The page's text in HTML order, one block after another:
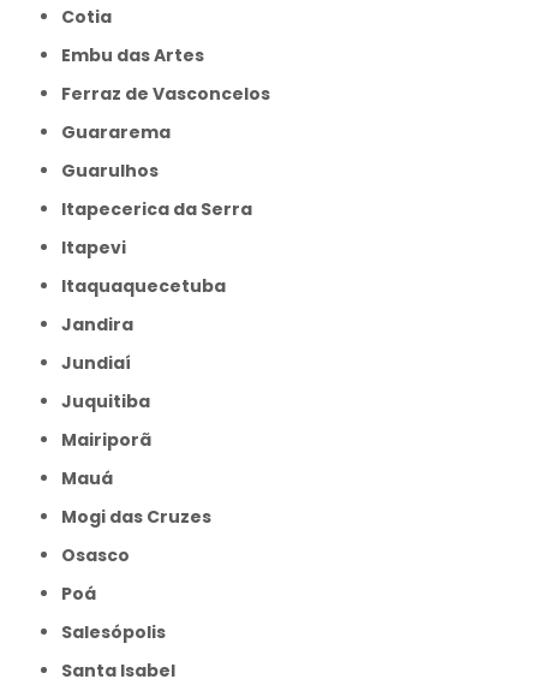
Cotia
Embu das Artes
Ferraz de Vasconcelos
Guararema
Guarulhos
Itapecerica da Serra
Itapevi
Itaquaquecetuba
Jandira
Jundiaí
Juquitiba
Mairiporã
Mauá
Mogi das Cruzes
Osasco
Poá
Salesópolis
Santa Isabel